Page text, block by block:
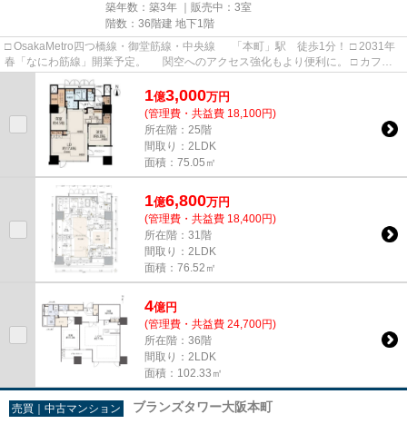
築年数：築3年 ｜販売中： 3室
階数：36階建 地下1階
□ OsakaMetro四つ橋線・御堂筋線・中央線 「本町」駅 徒歩1分！ □ 2031年
春「なにわ筋線」開業予定。 関空へのアクセス強化もより便利に。 □ カフ
ェ・グルメ、こだわりのショ...
1億3,000万円
(管理費・共益費 18,100円)
所在階：25階
間取り：2LDK
面積：75.05㎡
1億6,800万円
(管理費・共益費 18,400円)
所在階：31階
間取り：2LDK
面積：76.52㎡
4億円
(管理費・共益費 24,700円)
所在階：36階
間取り：2LDK
面積：102.33㎡
売買｜中古マンション ブランズタワー大阪本町